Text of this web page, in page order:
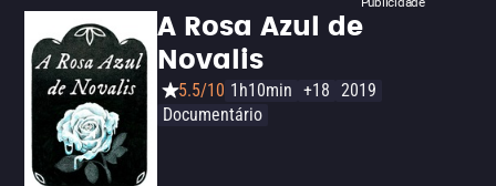
A Rosa Azul de
Novalis
5.5/10 1h10min +18 2019
Documentário